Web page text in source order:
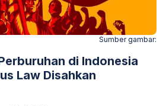
Sumber gambar:
di Indonesia
Law Disahkan